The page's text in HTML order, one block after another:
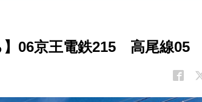
】06京王電鉄215 高尾線05